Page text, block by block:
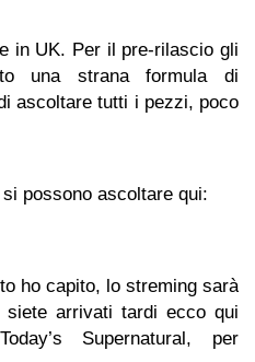
in UK. Per il pre-rilascio gli
una strana formula di
ascoltare tutti i pezzi, poco
possono ascoltare qui:
ho capito, lo streming sarà
arrivati tardi ecco qui
Supernatural, per